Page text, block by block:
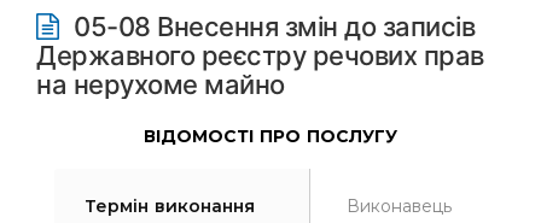
05-08 Внесення змін до записів
Державного реєстру речових прав
на нерухоме майно
ВІДОМОСТІ ПРО ПОСЛУГУ
Термін виконання Виконавець